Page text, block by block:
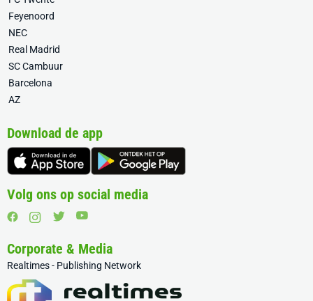
Feyenoord
NEC
Real Madrid
SC Cambuur
Barcelona
AZ
Download de app
Volg ons op social media
Corporate & Media
Realtimes - Publishing Network